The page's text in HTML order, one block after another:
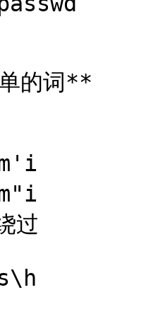
的词**
过